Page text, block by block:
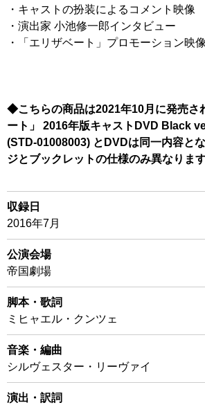
・キャストの扮装によるコメント映像
・演出家 小池修一郎インタビュー
・「エリザベート」プロモーション映
◆こちらの商品は2021年10月に発売さ
ート」 2016年版キャストDVD Black
(STD-01008003) とDVDは同一内容と
ジとブックレットの仕様のみ異なります
収録日
2016年7月
公演会場
帝国劇場
脚本・歌詞
ミヒャエル・クンツェ
音楽・編曲
シルヴェスター・リーヴァイ
演出・訳詞